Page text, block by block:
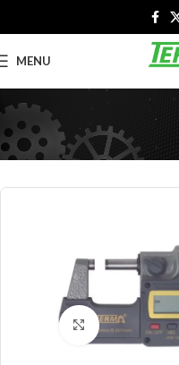
MENU
Click to enlarge